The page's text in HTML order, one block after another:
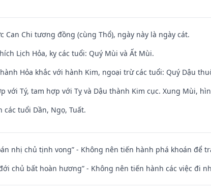
Can Chi tương đồng (cùng Thổ), ngày này là ngày cát.
Lịch Hỏa, kỵ các tuổi: Quý Mùi và Ất Mùi.
Hỏa khắc với hành Kim, ngoại trừ các tuổi: Quý Dậu
với Tý, tam hợp với Tỵ và Dậu thành Kim cục. Xung Mùi,
các tuổi Dần, Ngọ, Tuất.
nhị chủ tịnh vong” - Không nên tiến hành phá khoán để
chủ bất hoàn hương” - Không nên tiến hành các việc đi